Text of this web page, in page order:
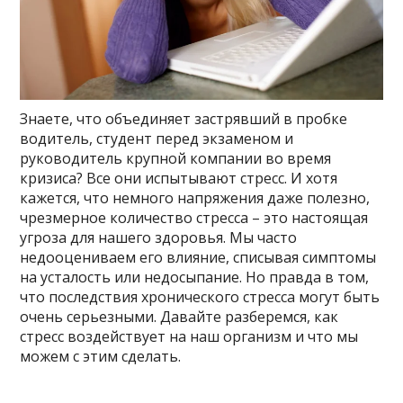
Знаете, что объединяет застрявший в пробке
водитель, студент перед экзаменом и
руководитель крупной компании во время
кризиса? Все они испытывают стресс. И хотя
кажется, что немного напряжения даже полезно,
чрезмерное количество стресса – это настоящая
угроза для нашего здоровья. Мы часто
недооцениваем его влияние, списывая симптомы
на усталость или недосыпание. Но правда в том,
что последствия хронического стресса могут быть
очень серьезными. Давайте разберемся, как
стресс воздействует на наш организм и что мы
можем с этим сделать.